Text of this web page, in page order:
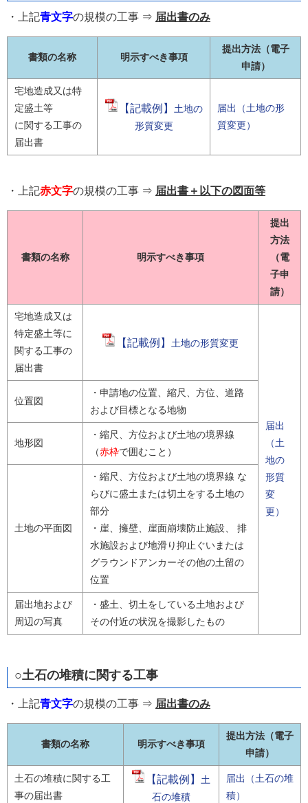
・上記青文字の規模の工事 ⇒ 届出書のみ
書類の名称 明示すべき事項
提出方法（電子
申請）
宅地造成又は特
定盛土等
に関する工事の
届出書
【記載例】
土地の
形質変更
届出（土地の形
質変更）
・上記赤文字の規模の工事 ⇒ 届出書＋以下の図面等
書類の名称 明示すべき事項
提出
方法
（電
子申
請）
宅地造成又は
特定盛土等に
関する工事の
届出書
【記載例】 土地の形質変更
届出
（土
地の
形質
変
更）
位置図
・申請地の位置、縮尺、方位、道路
および目標となる地物
地形図
・縮尺、方位および土地の境界線
（赤枠で囲むこと）
土地の平面図
・縮尺、方位および土地の境界線 な
らびに盛土または切土をする土地の
部分
・崖、擁壁、崖面崩壊防止施設、 排
水施設および地滑り抑止ぐいまたは
グラウンドアンカーその他の土留の
位置
届出地および
周辺の写真
・盛土、切土をしている土地および
その付近の状況を撮影したもの
○土石の堆積に関する工事
・上記青文字の規模の工事 ⇒ 届出書のみ
書類の名称 明示すべき事項
提出方法（電子
申請）
土石の堆積に関する工
事の届出書
【記載例】 土
石の堆積
届出（土石の堆
積）